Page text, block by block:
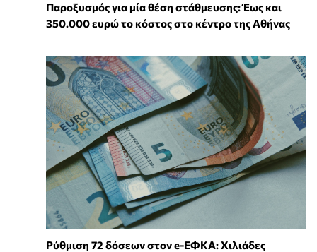
Παροξυσμός για μία θέση στάθμευσης: Έως και
350.000 ευρώ το κόστος στο κέντρο της Αθήνας
Ρύθμιση 72 δόσεων στον e-ΕΦΚΑ: Χιλιάδες